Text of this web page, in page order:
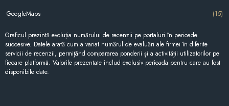
GoogleMaps (15)
Graficul prezintă evoluția numărului de recenzii pe portaluri în perioade
succesive. Datele arată cum a variat numărul de evaluări ale firmei în diferite
servicii de recenzii, permițând compararea ponderii și a activității utilizatorilor pe
fiecare platformă. Valorile prezentate includ exclusiv perioada pentru care au fost
disponibile date.